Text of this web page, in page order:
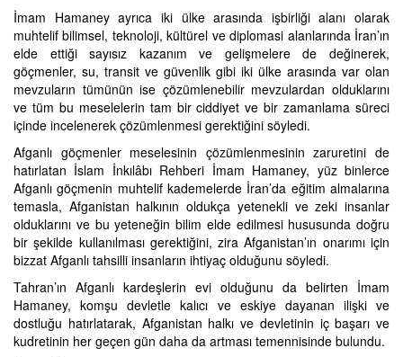
İmam Hamaney ayrıca iki ülke arasında işbirliği alanı olarak
muhtelif bilimsel, teknoloji, kültürel ve diplomasi alanlarında İran’ın
elde ettiği sayısız kazanım ve gelişmelere de değinerek,
göçmenler, su, transit ve güvenlik gibi iki ülke arasında var olan
mevzuların tümünün ise çözümlenebilir mevzulardan olduklarını
ve tüm bu meselelerin tam bir ciddiyet ve bir zamanlama süreci
içinde incelenerek çözümlenmesi gerektiğini söyledi.
Afganlı göçmenler meselesinin çözümlenmesinin zaruretini de
hatırlatan İslam İnkılâbı Rehberi İmam Hamaney, yüz binlerce
Afganlı göçmenin muhtelif kademelerde İran’da eğitim almalarına
temasla, Afganistan halkının oldukça yetenekli ve zeki insanlar
olduklarını ve bu yeteneğin bilim elde edilmesi hususunda doğru
bir şekilde kullanılması gerektiğini, zira Afganistan’ın onarımı için
bizzat Afganlı tahsilli insanların ihtiyaç olduğunu söyledi.
Tahran’ın Afganlı kardeşlerin evi olduğunu da belirten İmam
Hamaney, komşu devletle kalıcı ve eskiye dayanan ilişki ve
dostluğu hatırlatarak, Afganistan halkı ve devletinin iç başarı ve
kudretinin her geçen gün daha da artması temennisinde bulundu.